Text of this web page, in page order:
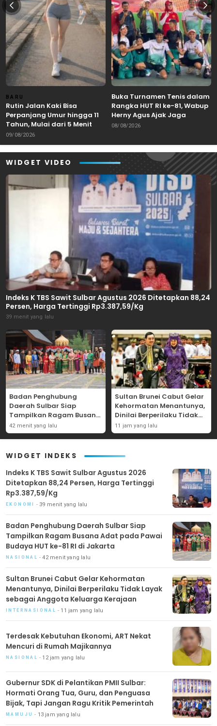
BARU
Rutin Jalan Kaki Bisa
Perpanjang Umur hingga 11
Tahun, Mulai dari 5 Menit
Lalu Perlahan Meningkat
09/08/2026
Buka Turnamen Tenis dalam
Rangka HUT RI ke-81, Wabup
Herny Agus Ajak Jaga
Kebersamaan dan
08/08/2026
WIDGET VIDEO
Indeks K TBS Sawit Sulbar Agustus 2026 Ditetapkan 88,24
Persen, Harga Tertinggi Rp3.387,59/Kg
39 menit yang lalu
Badan Penghubung
Daerah Sulbar Siap
Tampilkan Ragam Busana
Adat pada Pawai Budaya
HUT ke-81 RI di Jakarta
42 menit yang lalu
Sultan Brunei Cabut Gelar
Kehormatan Menantunya,
Dinilai Berperilaku Tidak
Layak sebagai Anggota
Keluarga Kerajaan
11 jam yang lalu
WIDGET INDEKS
Indeks K TBS Sawit Sulbar Agustus 2026
Ditetapkan 88,24 Persen, Harga Tertinggi
Rp3.387,59/Kg
EKONOMI 39 menit yang lalu
Badan Penghubung Daerah Sulbar Siap
Tampilkan Ragam Busana Adat pada Pawai
Budaya HUT ke-81 RI di Jakarta
NASIONAL 42 menit yang lalu
Sultan Brunei Cabut Gelar Kehormatan
Menantunya, Dinilai Berperilaku Tidak Layak
sebagai Anggota Keluarga Kerajaan
INTERNASIONAL 11 jam yang lalu
Terdesak Kebutuhan Ekonomi, ART Nekat
Mencuri di Rumah Majikannya
NASIONAL 12 jam yang lalu
Gubernur SDK di Pelantikan PMII Sulbar:
Hormati Orang Tua, Guru, dan Penguasa
Bijak, Tapi Jangan Ragu Kritik Pemerintah
MAMUJU 13 jam yang lalu